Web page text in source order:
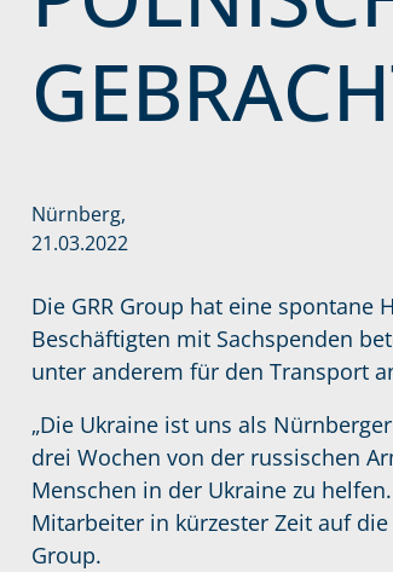
Nürnberg,
21.03.2022
Die GRR Group hat eine
Beschäftigten mit Sachspenden
unter anderem für den Transport
„Die Ukraine ist uns als
drei Wochen von der russischen
Menschen in der Ukraine zu
Mitarbeiter in kürzester Zeit auf
Group.